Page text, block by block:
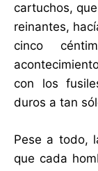
cartuchos,
reinantes,
cinco
con los
duros a tan
Pese a todo,
que cada